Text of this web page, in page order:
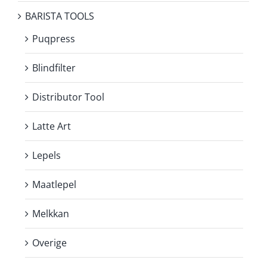
BARISTA TOOLS
Puqpress
Blindfilter
Distributor Tool
Latte Art
Lepels
Maatlepel
Melkkan
Overige